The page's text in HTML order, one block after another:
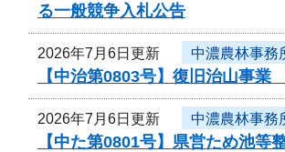
る一般競争入札公告
2026年7月6日更新 中濃農林事務
【中治第0803号】復旧治山事
2026年7月6日更新 中濃農林事務
【中た第0801号】県営ため池